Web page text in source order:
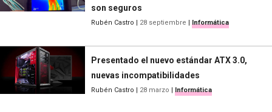
son seguros
Rubén Castro 28 septiembre Informática
Presentado el nuevo estándar ATX 3.0,
nuevas incompatibilidades
Rubén Castro 28 marzo Informática